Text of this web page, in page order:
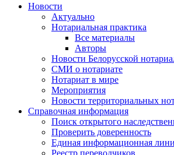
Новости
Актуально
Нотариальная практика
Все материалы
Авторы
Новости Белорусской
СМИ о нотариате
Нотариат в мире
Мероприятия
Новости территориальных
Справочная информация
Поиск открытого
Проверить доверенность
Единая информационная
Реестр переводчиков